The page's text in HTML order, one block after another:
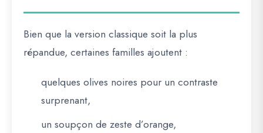
Bien que la version classique soit la plus
répandue, certaines familles ajoutent :
quelques olives noires pour un contraste
surprenant,
un soupçon de zeste d’orange,